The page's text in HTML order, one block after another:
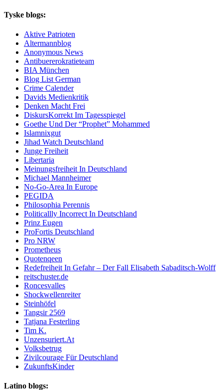
Tyske blogs:
Aktive Patrioten
Altermannblog
Anonymous News
Antibuererokratieteam
BIA München
Blog List German
Crime Calender
Davids Medienkritik
Denken Macht Frei
DiskursKorrekt Im Tagesspiegel
Goethe Und Der “Prophet” Mohammed
Islamnixgut
Jihad Watch Deutschland
Junge Freiheit
Libertaria
Meinungsfreiheit In Deutschland
Michael Mannheimer
No-Go-Area In Europe
PEGIDA
Philosophia Perennis
Politicallly Incorrect In Deutschland
Prinz Eugen
ProFortis Deutschland
Pro NRW
Prometheus
Quotenqeen
Redefreiheit In Gefahr – Der Fall Elisabeth Sabaditsch-Wolff
reitschuster.de
Roncesvalles
Shockwellenreiter
Steinhöfel
Tangsir 2569
Tatjana Festerling
Tim K.
Unzensuriert.At
Volksbetrug
Zivilcourage Für Deutschland
ZukunftsKinder
Latino blogs: